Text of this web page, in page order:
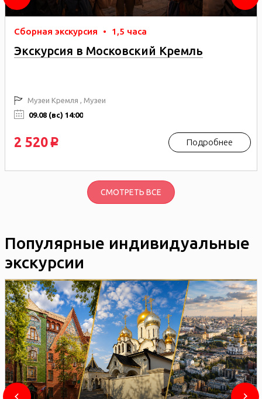
Сборная экскурсия • 1,5 часа
Экскурсия в Московский Кремль
Музеи Кремля , Музеи
09.08 (вс) 14:00
2 520 p Подробнее
СМОТРЕТЬ ВСЕ
Популярные индивидуальные
экскурсии